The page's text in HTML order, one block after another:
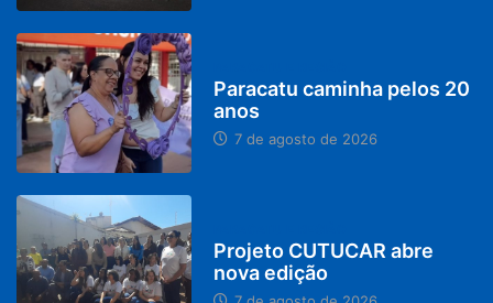
Paracatu caminha pelos 20
anos
7 de agosto de 2026
Projeto CUTUCAR abre
nova edição